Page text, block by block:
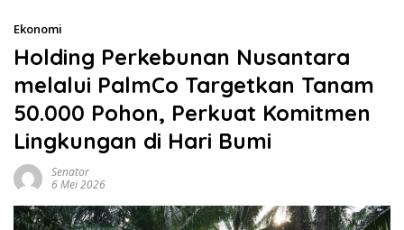
Ekonomi
Holding Perkebunan Nusantara
melalui PalmCo Targetkan Tanam
50.000 Pohon, Perkuat Komitmen
Lingkungan di Hari Bumi
Senator
6 Mei 2026